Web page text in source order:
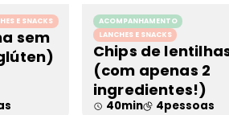
E SNACKS
sem
ACOMPANHAMENTO
LANCHES E SNACKS
Chips de
(com apenas 2
ingredientes!)
40min 4pessoas